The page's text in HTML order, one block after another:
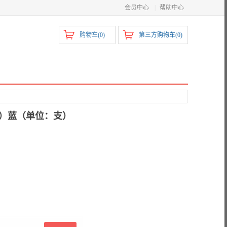
会员中心 帮助中心
第三方购物车(0)
购物车(0)
蓝（单位：支）